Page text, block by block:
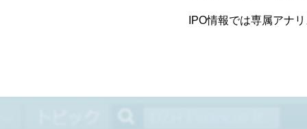
IPO情報では専属アナ